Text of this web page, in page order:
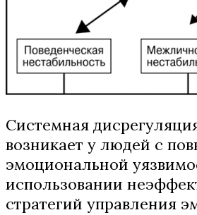
Системная
возникает у людей с
эмоциональной
использовании
стратегий управления